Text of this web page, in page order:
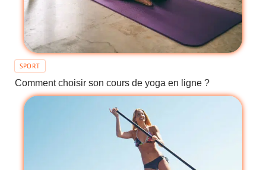
SPORT
Comment choisir son cours de yoga en ligne ?